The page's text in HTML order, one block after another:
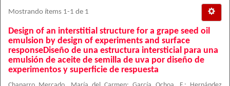
Mostrando ítems 1-1 de 1
Design of an interstitial structure for a grape seed oil
emulsion by design of experiments and surface
responseDiseño de una estructura intersticial para una
emulsión de aceite de semilla de uva por diseño de
experimentos y superficie de respuesta